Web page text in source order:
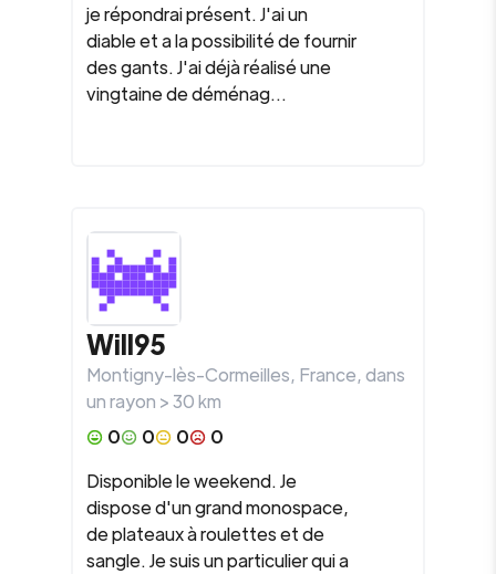
je répondrai présent. J'ai un
diable et a la possibilité de fournir
des gants. J'ai déjà réalisé une
vingtaine de déménag...
Will95
Montigny-lès-Cormeilles, France, dans
un rayon >30km
0
0 0
0
Disponible le weekend. Je
dispose d'un grand monospace,
de plateaux à roulettes et de
sangle. Je suis un particulier qui a